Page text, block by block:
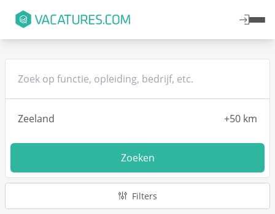
Zoeken
Filters